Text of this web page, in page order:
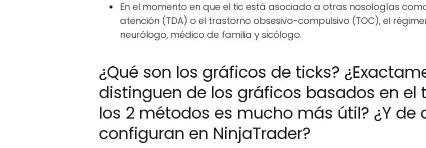
En el momento en que el tic está asociado a otras nosologías
atención (TDA) o el trastorno obsesivo-compulsivo (TOC), el
neurólogo, médico de familia y sicólogo.
¿Qué son los gráficos de ticks?
distinguen de los gráficos basados ​​en el
los 2 métodos es mucho más útil? ¿Y de
configuran en NinjaTrader?